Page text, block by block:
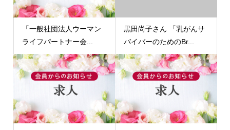
「一般社団法人ウーマン
ライフパートナー会...
黒田尚子さん 「乳がんサ
バイバーのためのBr...